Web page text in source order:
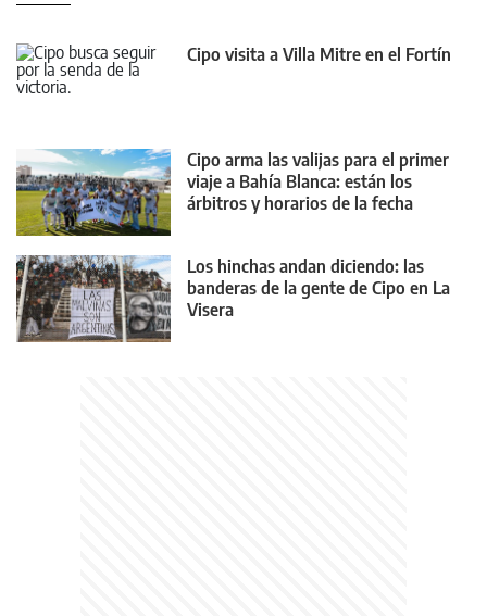
Cipo visita a Villa Mitre en el Fortín
Cipo arma las valijas para el primer
viaje a Bahía Blanca: están los
árbitros y horarios de la fecha
Los hinchas andan diciendo: las
banderas de la gente de Cipo en La
Visera